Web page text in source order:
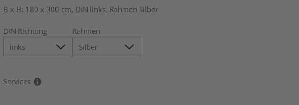
B x H: 180 x 300 cm, DIN links, Rahmen Silber
DIN Richtung Rahmen
Services